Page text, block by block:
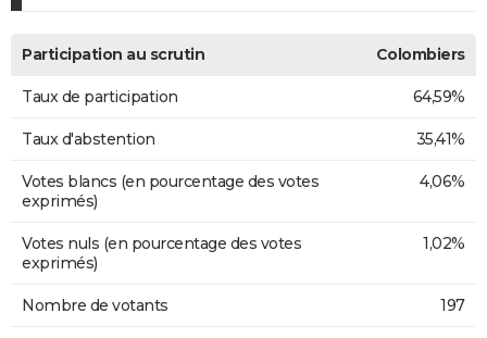
Participation au scrutin Colombiers
Taux de participation 64,59%
Taux d'abstention 35,41%
Votes blancs (en pourcentage des votes
exprimés)
4,06%
Votes nuls (en pourcentage des votes
exprimés)
1,02%
Nombre de votants 197